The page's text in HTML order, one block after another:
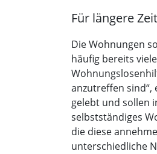
Für längere Zeit
Die Wohnungen
häufig bereits
anzutreffen
gelebt und sollen
selbstständiges
die diese
unterschiedliche